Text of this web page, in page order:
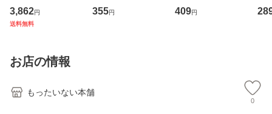
専門職の看護マネ
ジメントスキル 改
恵 藤本幸三 / 南江
堂 [単行
3,862円
送料無料
キューンレコード
[CD]【メール便送
355円
その正しい理解と
克服法 (SB新書 57
409円
のが
お店の情報
もったいない本舗
0